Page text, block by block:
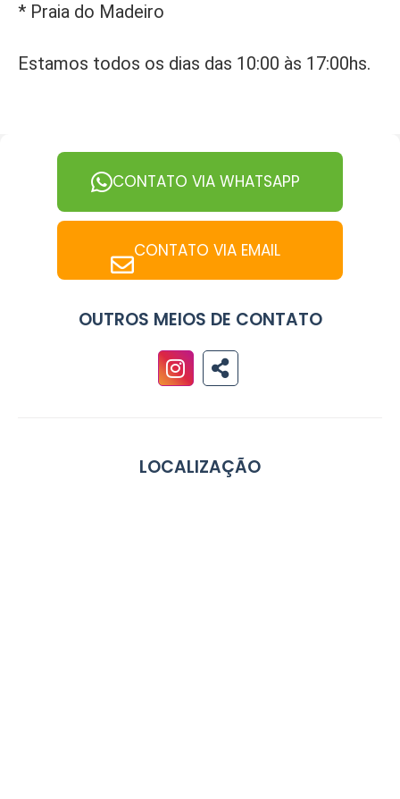
* Praia do Madeiro
Estamos todos os dias das 10:00 às 17:00hs.
CONTATO VIA WHATSAPP
CONTATO VIA EMAIL
OUTROS MEIOS DE CONTATO
LOCALIZAÇÃO